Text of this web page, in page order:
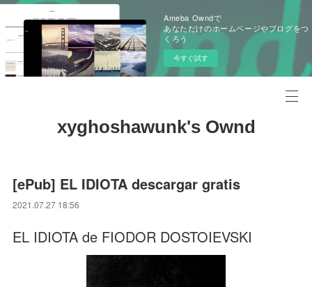
Ameba Owndで
あなただけのホームページやブログをつ
くろう
今すぐ試す
xyghoshawunk's Ownd
[ePub] EL IDIOTA descargar gratis
2021.07.27 18:56
EL IDIOTA de FIODOR DOSTOIEVSKI